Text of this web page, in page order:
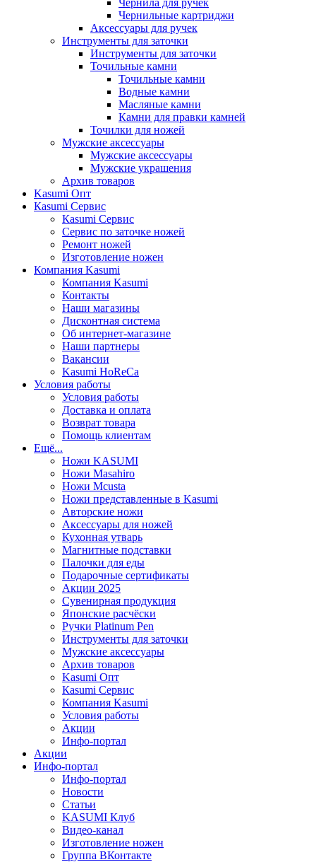
Чернильные картриджи
Аксессуары для ручек
Инструменты для заточки
Инструменты для заточки
Точильные камни
Точильные камни
Водные камни
Масляные камни
Камни для правки камней
Точилки для ножей
Мужские аксессуары
Мужские аксессуары
Мужские украшения
Архив товаров
Kasumi Опт
Кasumi Сервис
Кasumi Сервис
Сервис по заточке ножей
Ремонт ножей
Изготовление ножен
Компания Kasumi
Компания Kasumi
Контакты
Наши магазины
Дисконтная система
Об интернет-магазине
Наши партнеры
Вакансии
Kasumi HoReCa
Условия работы
Условия работы
Доставка и оплата
Возврат товара
Помощь клиентам
Ещё...
Ножи KASUMI
Ножи Masahiro
Ножи Mcusta
Ножи представленные в Kasumi
Авторские ножи
Аксессуары для ножей
Кухонная утварь
Магнитные подставки
Палочки для еды
Подарочные сертификаты
Акции 2025
Сувенирная продукция
Японские расчёски
Ручки Platinum Pen
Инструменты для заточки
Мужские аксессуары
Архив товаров
Kasumi Опт
Кasumi Сервис
Компания Kasumi
Условия работы
Акции
Инфо-портал
Акции
Инфо-портал
Инфо-портал
Новости
Статьи
KASUMI Клуб
Видео-канал
Изготовление ножен
Группа ВКонтакте